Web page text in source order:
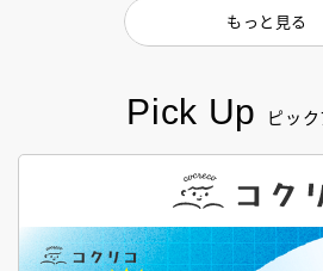
Pick Up ピッ
もっと見る